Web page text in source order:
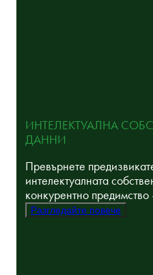
ИНТЕЛЕКТУАЛНА
ДАННИ
Превърнете
интелектуалната
конкурентно
Разгледайте повече